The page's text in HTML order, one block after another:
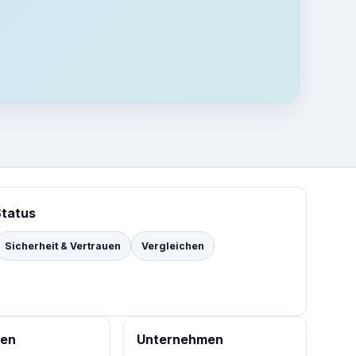
Sicherheit & Vertrauen Vergleichen
Unternehmen